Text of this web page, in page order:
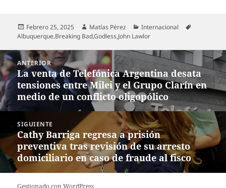
Publicado
el
Febrero 25, 2025 Autor
Matías Pérez Categorías
Internacional
Albuquerque,Breaking Bad,Godless,John Lawlor
Navegación
de
entradas
ANTERIOR
Entrada
anterior:
La venta de Telefónica Argentina desata
tensiones entre Milei y el Grupo Clarín en
medio de un conflicto oligopólico
SIGUIENTE
Entrada
siguiente:
Cathy Barriga regresa a prisión
preventiva tras revisión de su arresto
domiciliario en caso de fraude al fisco
Gestionado con WordPress